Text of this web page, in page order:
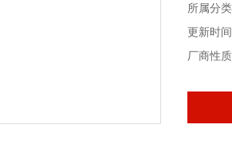
所属分
更新时
厂商性